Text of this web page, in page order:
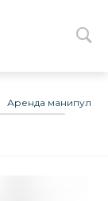
Аренда